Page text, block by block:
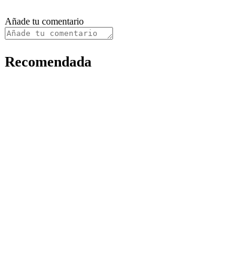
Añade tu comentario
Recomendada